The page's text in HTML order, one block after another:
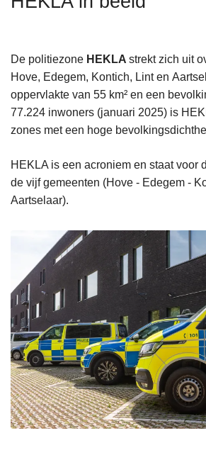
De politiezone HEKLA strekt zich uit
Hove, Edegem, Kontich, Lint en
oppervlakte van 55 km² en een
77.224 inwoners (januari 2025) is
zones met een hoge
HEKLA is een acroniem en staat voor
de vijf gemeenten (Hove - Edegem -
Aartselaar).